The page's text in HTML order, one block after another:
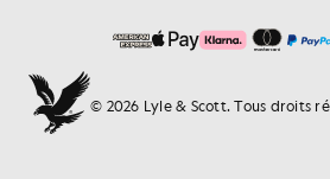
© 2026 Lyle & Scott. Tous droits